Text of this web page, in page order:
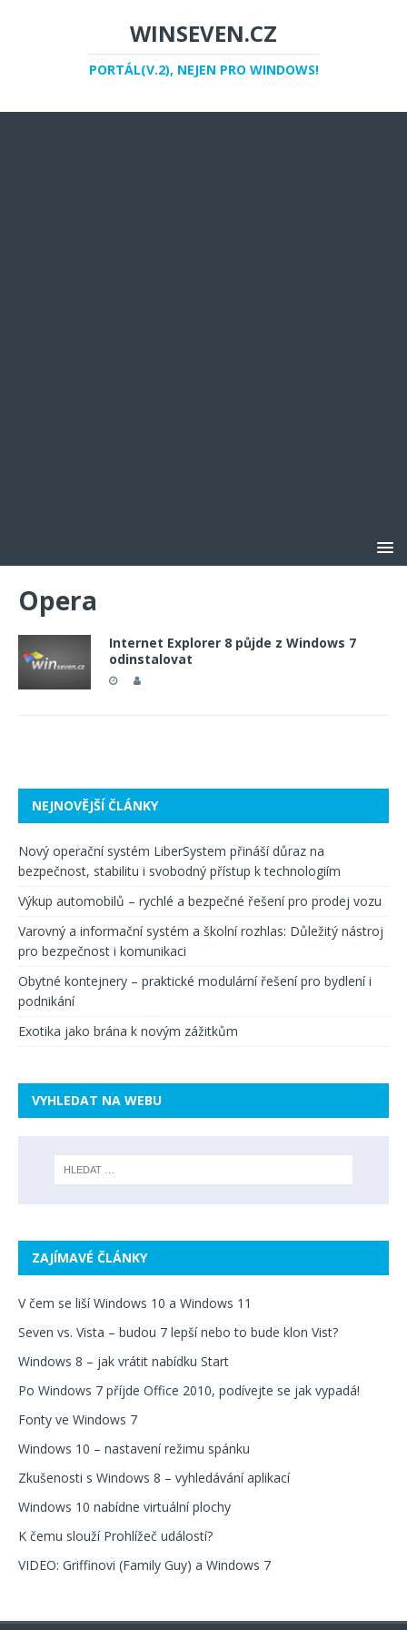
WINSEVEN.CZ
PORTÁL(V.2), NEJEN PRO WINDOWS!
Opera
Internet Explorer 8 půjde z Windows 7
odinstalovat
NEJNOVĚJŠÍ ČLÁNKY
Nový operační systém LiberSystem přináší důraz na
bezpečnost, stabilitu i svobodný přístup k technologiím
Výkup automobilů – rychlé a bezpečné řešení pro prodej vozu
Varovný a informační systém a školní rozhlas: Důležitý nástroj
pro bezpečnost i komunikaci
Obytné kontejnery – praktické modulární řešení pro bydlení i
podnikání
Exotika jako brána k novým zážitkům
VYHLEDAT NA WEBU
ZAJÍMAVÉ ČLÁNKY
V čem se liší Windows 10 a Windows 11
Seven vs. Vista – budou 7 lepší nebo to bude klon Vist?
Windows 8 – jak vrátit nabídku Start
Po Windows 7 příjde Office 2010, podívejte se jak vypadá!
Fonty ve Windows 7
Windows 10 – nastavení režimu spánku
Zkušenosti s Windows 8 – vyhledávání aplikací
Windows 10 nabídne virtuální plochy
K čemu slouží Prohlížeč událostí?
VIDEO: Griffinovi (Family Guy) a Windows 7